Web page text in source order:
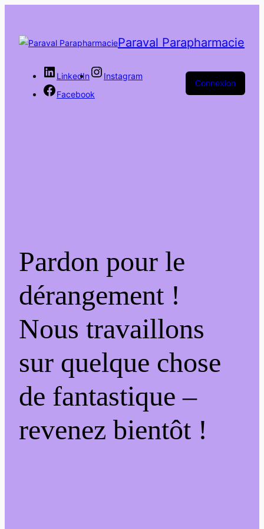
Paraval Parapharmacie
LinkedIn
Instagram
Facebook
Connexion
Pardon pour le
dérangement !
Nous travaillons
sur quelque chose
de fantastique –
revenez bientôt !